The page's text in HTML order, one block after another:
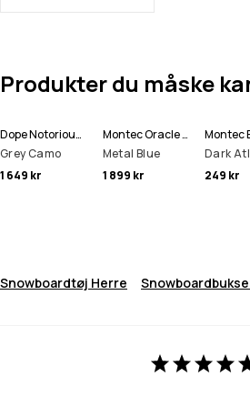
Produkter du måske
Dope Notorious B.I.B Snowboard Bukser Herre
Grey Camo
1 649 kr
Montec Oracle Skijakke Herre
Metal Blue
1 899 kr
Dark
249 kr
Snowboardtøj Herre